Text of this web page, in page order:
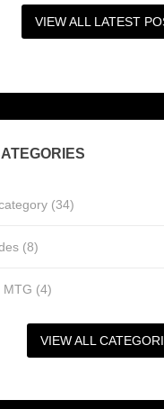
VIEW ALL LATEST
(34)
(8)
MTG (4)
VIEW ALL